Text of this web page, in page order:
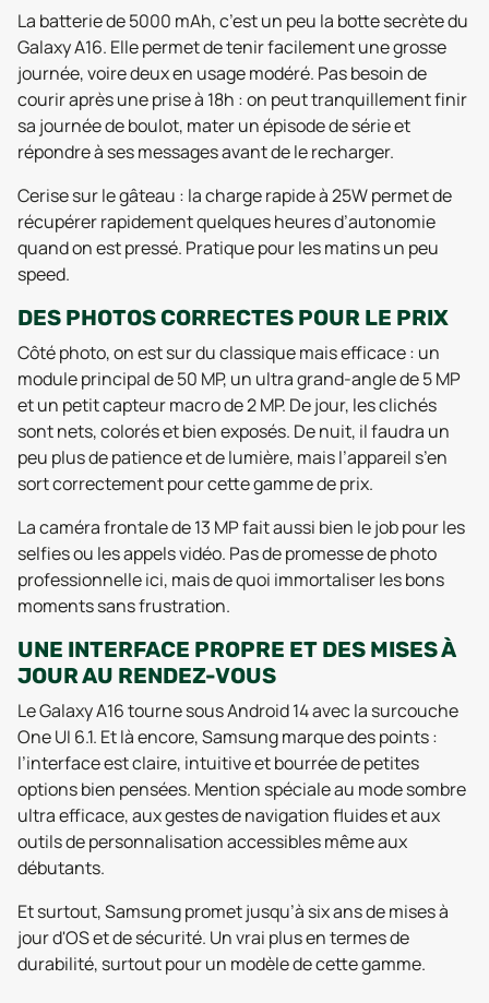
La batterie de 5000 mAh, c’est un peu la botte secrète du
Galaxy A16. Elle permet de tenir facilement une grosse
journée, voire deux en usage modéré. Pas besoin de
courir après une prise à 18h : on peut tranquillement finir
sa journée de boulot, mater un épisode de série et
répondre à ses messages avant de le recharger.
Cerise sur le gâteau : la charge rapide à 25W permet de
récupérer rapidement quelques heures d’autonomie
quand on est pressé. Pratique pour les matins un peu
speed.
DES PHOTOS CORRECTES POUR LE PRIX
Côté photo, on est sur du classique mais efficace : un
module principal de 50 MP, un ultra grand-angle de 5 MP
et un petit capteur macro de 2 MP. De jour, les clichés
sont nets, colorés et bien exposés. De nuit, il faudra un
peu plus de patience et de lumière, mais l’appareil s’en
sort correctement pour cette gamme de prix.
La caméra frontale de 13 MP fait aussi bien le job pour les
selfies ou les appels vidéo. Pas de promesse de photo
professionnelle ici, mais de quoi immortaliser les bons
moments sans frustration.
UNE INTERFACE PROPRE ET DES MISES À
JOUR AU RENDEZ-VOUS
Le Galaxy A16 tourne sous Android 14 avec la surcouche
One UI 6.1. Et là encore, Samsung marque des points :
l’interface est claire, intuitive et bourrée de petites
options bien pensées. Mention spéciale au mode sombre
ultra efficace, aux gestes de navigation fluides et aux
outils de personnalisation accessibles même aux
débutants.
Et surtout, Samsung promet jusqu’à six ans de mises à
jour d'OS et de sécurité. Un vrai plus en termes de
durabilité, surtout pour un modèle de cette gamme.